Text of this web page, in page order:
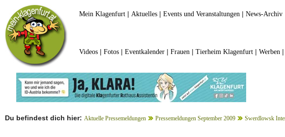
Mein Klagenfurt| Aktuelles| Events und Veranstaltungen | News-Archiv
Videos| Fotos| Eventkalender| Frauen | Tierheim Klagenfurt| Werben |
Du befindest dich hier: Aktuelle Pressemeldungen Pressemeldungen September 2009 Swerdlowsk